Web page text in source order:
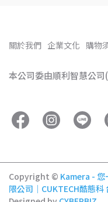
關於我們 企業文化 購物
本公司委由順利智慧公
Copyright © Kamera - 您
限公司｜CUKTECH酷態科